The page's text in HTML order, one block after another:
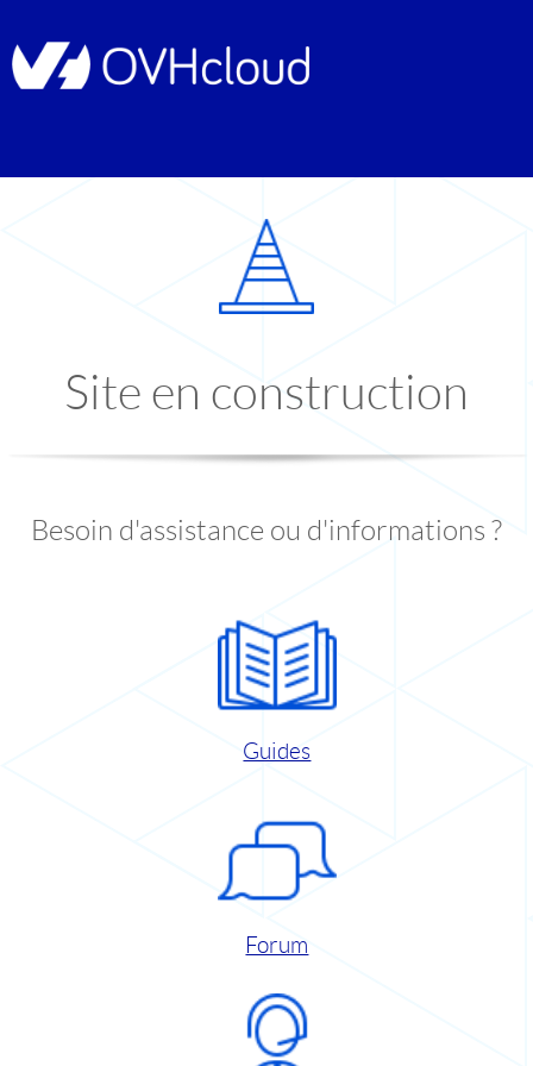
Site en construction
Besoin d'assistance ou d'informations ?
Guides
Forum